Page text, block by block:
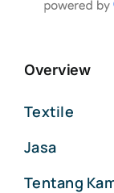
Overview
Textile
Jasa
Tentang